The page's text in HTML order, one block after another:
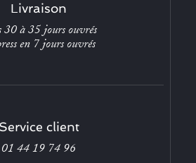
Livraison
30 à 35 jours ouvrés
en 7 jours ouvrés
Service client
01 44 19 74 96